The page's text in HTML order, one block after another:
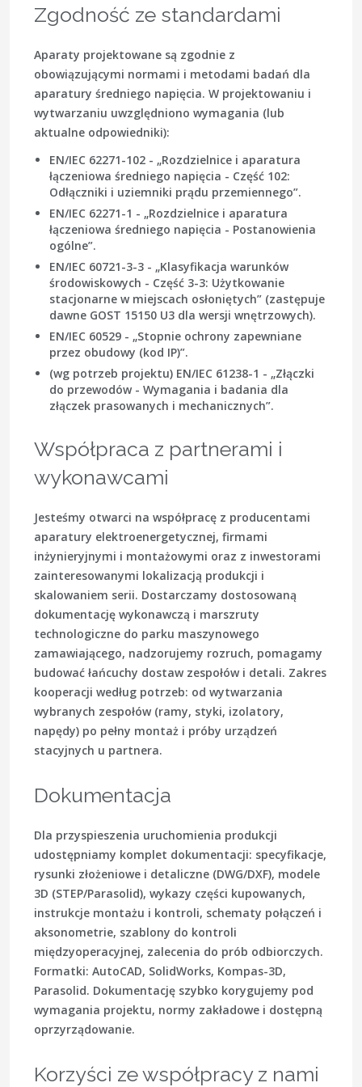
Zgodność ze standardami
Aparaty projektowane są zgodnie z
obowiązującymi normami i metodami badań dla
aparatury średniego napięcia. W projektowaniu i
wytwarzaniu uwzględniono wymagania (lub
aktualne odpowiedniki):
EN/IEC 62271-102 - „Rozdzielnice i aparatura
łączeniowa średniego napięcia - Część 102:
Odłączniki i uziemniki prądu przemiennego”.
EN/IEC 62271-1 - „Rozdzielnice i aparatura
łączeniowa średniego napięcia - Postanowienia
ogólne”.
EN/IEC 60721-3-3 - „Klasyfikacja warunków
środowiskowych - Część 3-3: Użytkowanie
stacjonarne w miejscach osłoniętych” (zastępuje
dawne GOST 15150 U3 dla wersji wnętrzowych).
EN/IEC 60529 - „Stopnie ochrony zapewniane
przez obudowy (kod IP)”.
(wg potrzeb projektu) EN/IEC 61238-1 - „Złączki
do przewodów - Wymagania i badania dla
złączek prasowanych i mechanicznych”.
Współpraca z partnerami i
wykonawcami
Jesteśmy otwarci na współpracę z producentami
aparatury elektroenergetycznej, firmami
inżynieryjnymi i montażowymi oraz z inwestorami
zainteresowanymi lokalizacją produkcji i
skalowaniem serii. Dostarczamy dostosowaną
dokumentację wykonawczą i marszruty
technologiczne do parku maszynowego
zamawiającego, nadzorujemy rozruch, pomagamy
budować łańcuchy dostaw zespołów i detali. Zakres
kooperacji według potrzeb: od wytwarzania
wybranych zespołów (ramy, styki, izolatory,
napędy) po pełny montaż i próby urządzeń
stacyjnych u partnera.
Dokumentacja
Dla przyspieszenia uruchomienia produkcji
udostępniamy komplet dokumentacji: specyfikacje,
rysunki złożeniowe i detaliczne (DWG/DXF), modele
3D (STEP/Parasolid), wykazy części kupowanych,
instrukcje montażu i kontroli, schematy połączeń i
aksonometrie, szablony do kontroli
międzyoperacyjnej, zalecenia do prób odbiorczych.
Formatki: AutoCAD, SolidWorks, Kompas-3D,
Parasolid. Dokumentację szybko korygujemy pod
wymagania projektu, normy zakładowe i dostępną
oprzyrządowanie.
Korzyści ze współpracy z nami